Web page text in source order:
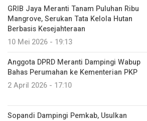
GRIB Jaya Meranti Tanam Puluhan Ribu
Mangrove, Serukan Tata Kelola Hutan
Berbasis Kesejahteraan
10 Mei 2026 - 19:13
Anggota DPRD Meranti Dampingi Wabup
Bahas Perumahan ke Kementerian PKP
2 April 2026 - 17:10
Sopandi Dampingi Pemkab, Usulkan